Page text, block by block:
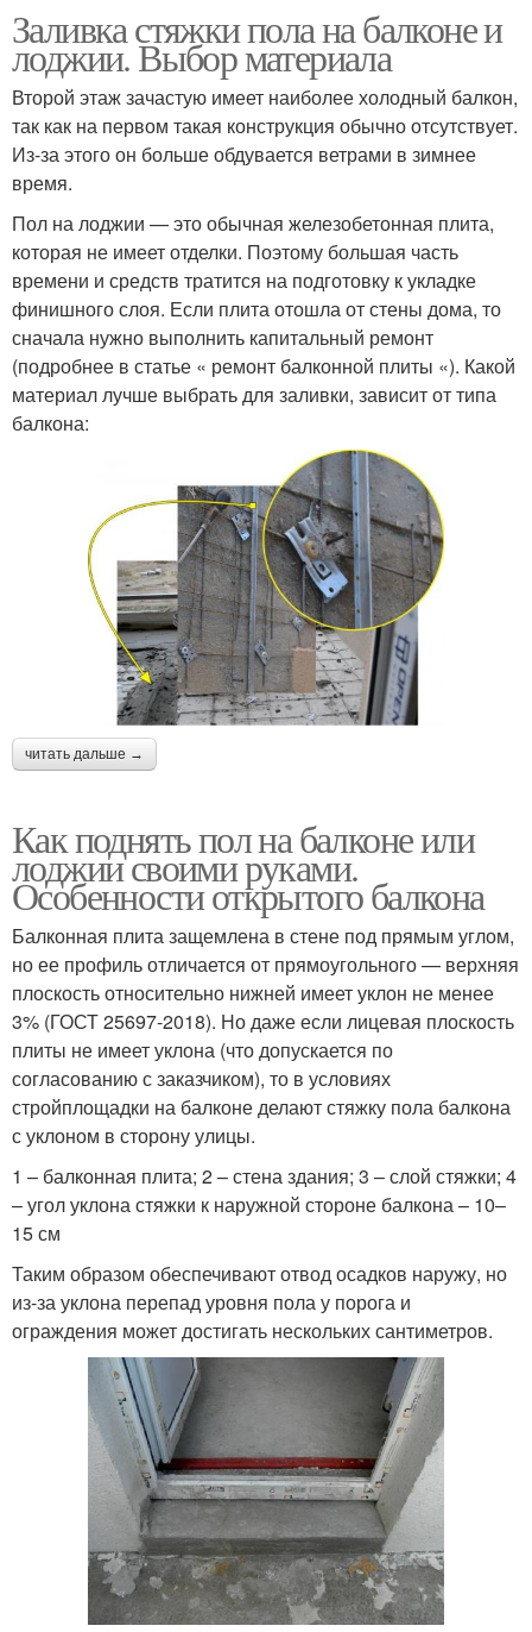
Заливка стяжки пола на балконе и
лоджии. Выбор материала
Второй этаж зачастую имеет наиболее холодный балкон,
так как на первом такая конструкция обычно отсутствует.
Из-за этого он больше обдувается ветрами в зимнее
время.
Пол на лоджии — это обычная железобетонная плита,
которая не имеет отделки. Поэтому большая часть
времени и средств тратится на подготовку к укладке
финишного слоя. Если плита отошла от стены дома, то
сначала нужно выполнить капитальный ремонт
(подробнее в статье « ремонт балконной плиты «). Какой
материал лучше выбрать для заливки, зависит от типа
балкона:
читать дальше →
Как поднять пол на балконе или
лоджии своими руками.
Особенности открытого балкона
Балконная плита защемлена в стене под прямым углом,
но ее профиль отличается от прямоугольного — верхняя
плоскость относительно нижней имеет уклон не менее
3% (ГОСТ 25697-2018). Но даже если лицевая плоскость
плиты не имеет уклона (что допускается по
согласованию с заказчиком), то в условиях
стройплощадки на балконе делают стяжку пола балкона
с уклоном в сторону улицы.
1 – балконная плита; 2 – стена здания; 3 – слой стяжки; 4
– угол уклона стяжки к наружной стороне балкона – 10–
15 см
Таким образом обеспечивают отвод осадков наружу, но
из-за уклона перепад уровня пола у порога и
ограждения может достигать нескольких сантиметров.